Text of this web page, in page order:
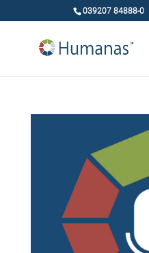
039207 84888-0